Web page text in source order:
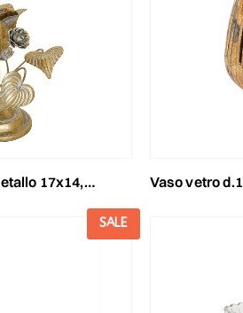
cm -euganea- oro vaso vetro d.13 cm
SALE